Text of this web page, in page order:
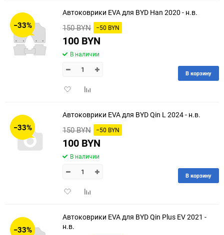
−33%
Автоковрики EVA для BYD Han 2020 - н.в.
150 BYN −50 BYN
100 BYN
В наличии
ДобавитьДобавить
В корзину
−33%
Автоковрики EVA для BYD Qin L 2024 - н.в.
150 BYN −50 BYN
100 BYN
В наличии
ДобавитьДобавить
В корзину
−33%
Автоковрики EVA для BYD Qin Plus EV 2021 -
н.в.